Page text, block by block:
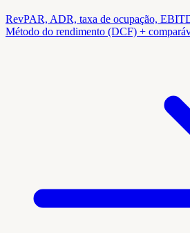
RevPAR, ADR, taxa de ocupação,
Método do rendimento (DCF) +